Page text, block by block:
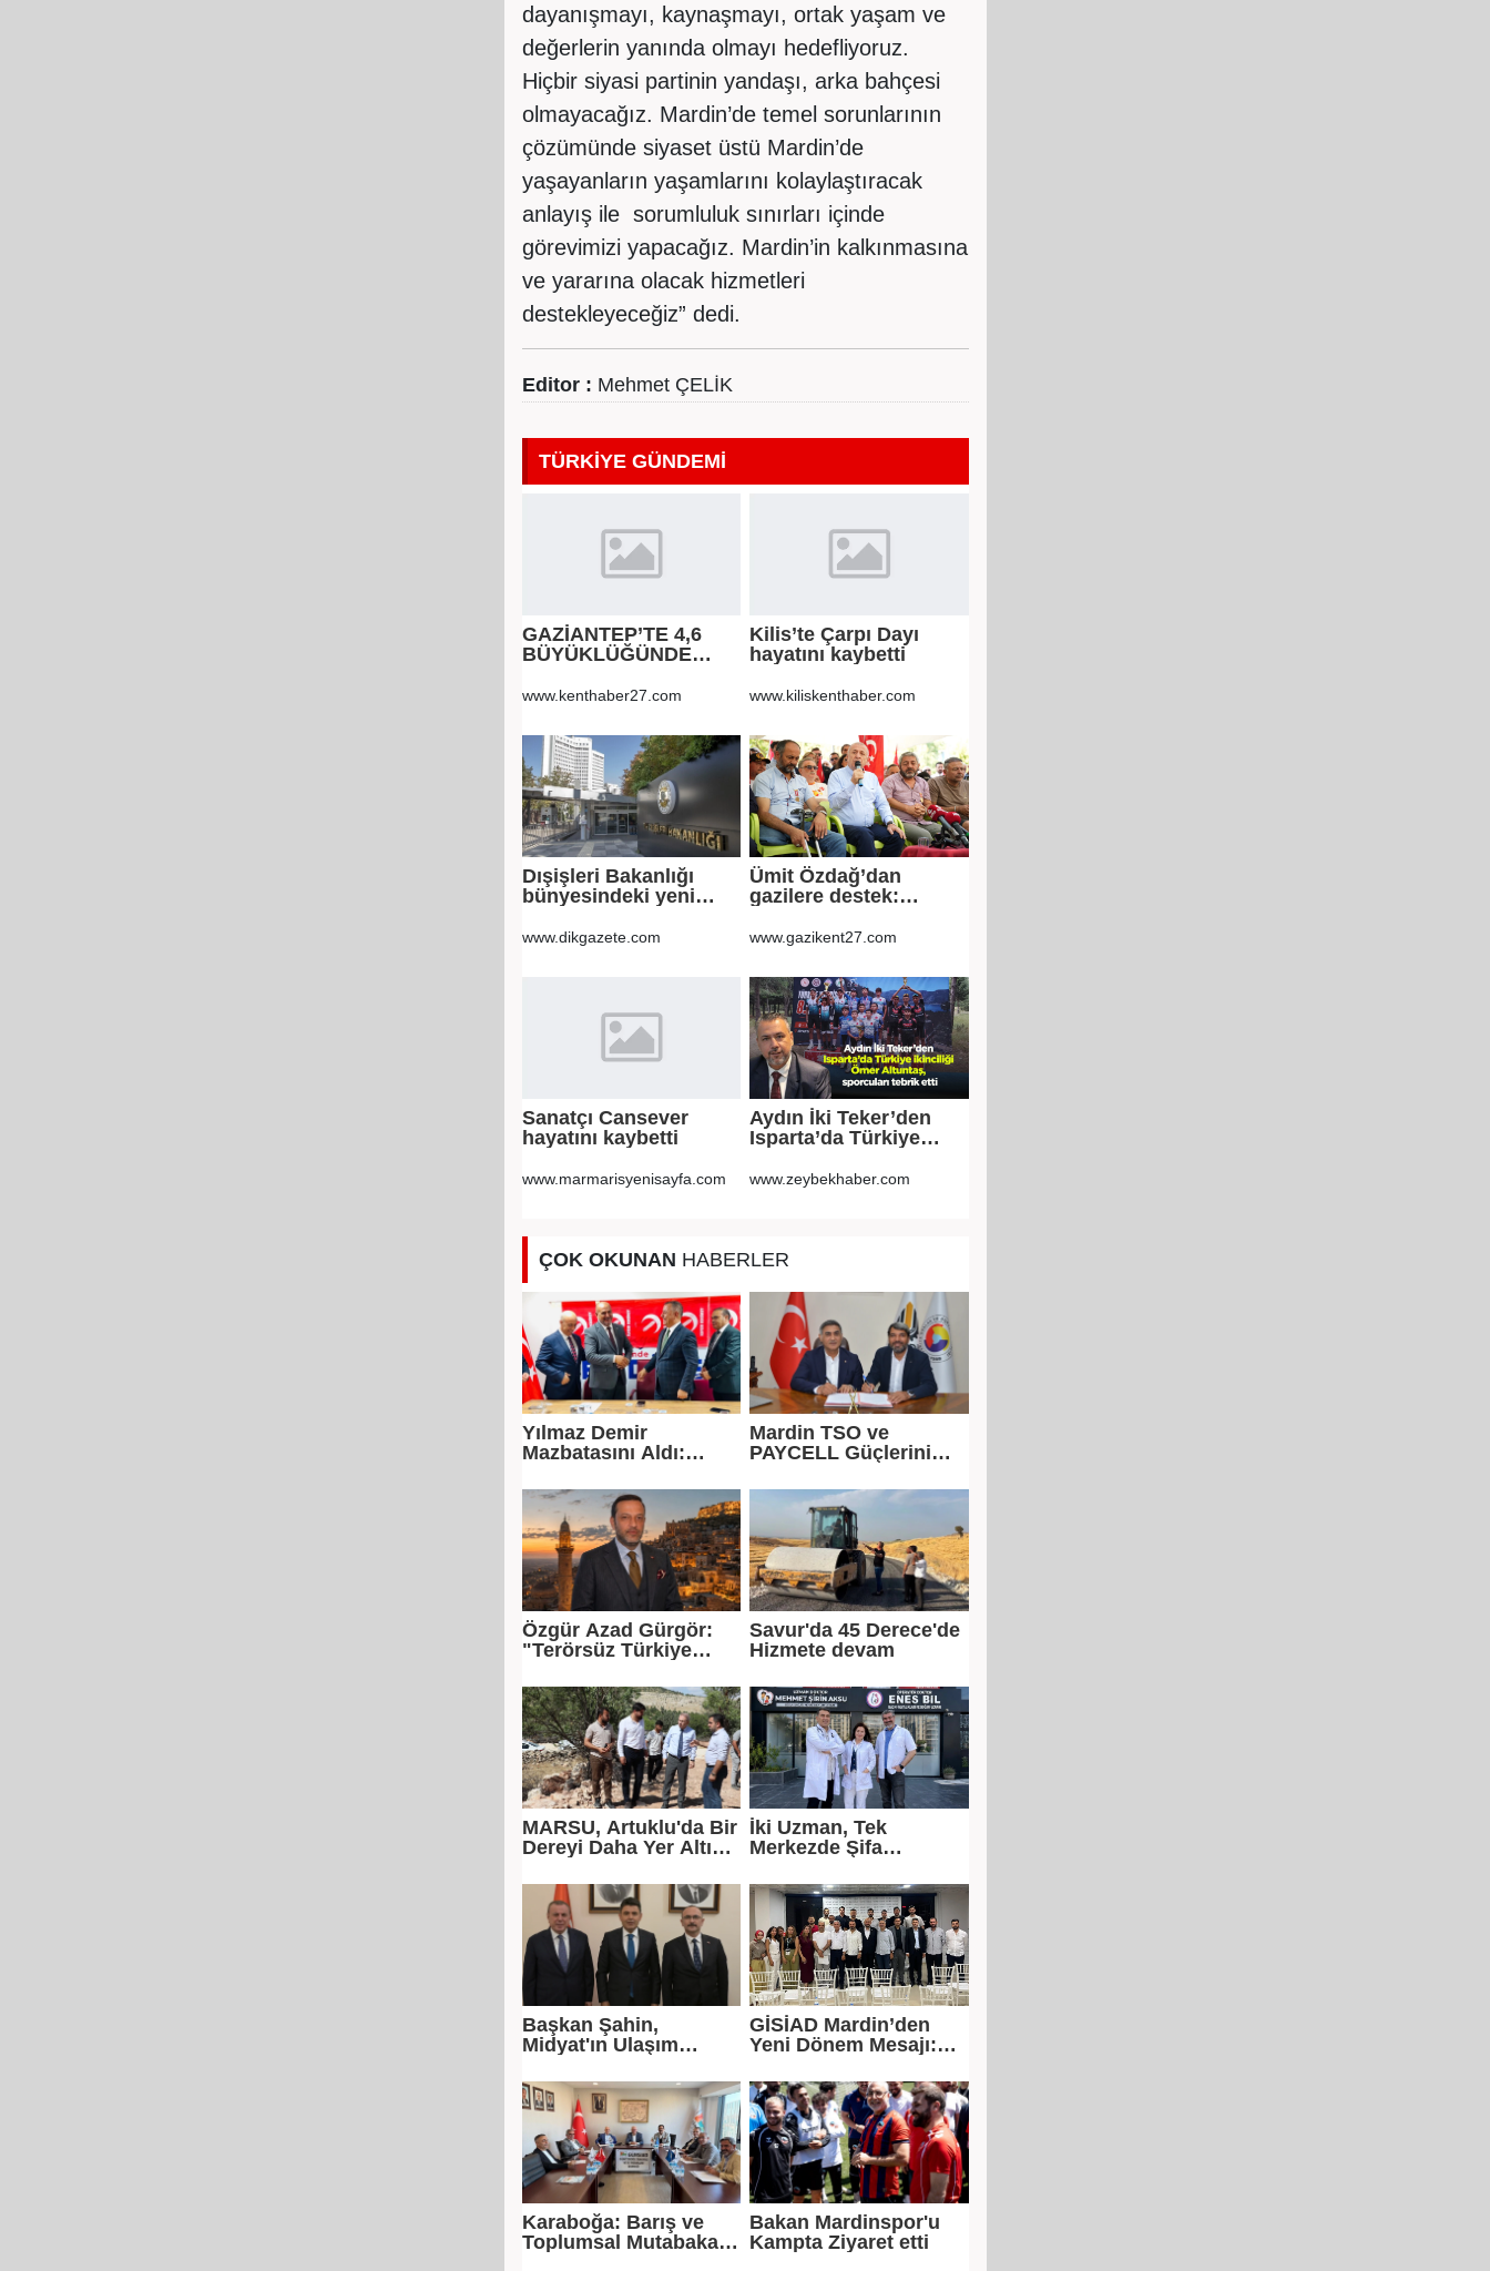
dayanışmayı, kaynaşmayı, ortak yaşam ve
değerlerin yanında olmayı hedefliyoruz.
Hiçbir siyasi partinin yandaşı, arka bahçesi
olmayacağız. Mardin’de temel sorunlarının
çözümünde siyaset üstü Mardin’de
yaşayanların yaşamlarını kolaylaştıracak
anlayış ile sorumluluk sınırları içinde
görevimizi yapacağız. Mardin’in kalkınmasına
ve yararına olacak hizmetleri
destekleyeceğiz” dedi.
Editor : Mehmet ÇELİK
TÜRKİYE GÜNDEMİ
GAZİANTEP’TE 4,6
BÜYÜKLÜĞÜNDE
www.kenthaber27.com
Kilis’te Çarpı Dayı
hayatını kaybetti
www.kiliskenthaber.com
Dışişleri Bakanlığı
bünyesindeki yeni
Gazete'de
www.dikgazete.com
Ümit Özdağ’dan
gazilere destek:
daha fazla taşımamalı
www.gazikent27.com
Sanatçı Cansever
hayatını kaybetti
www.marmarisyenisayfa.com
Aydın İki Teker’den
Isparta’da Türkiye
Altuntaş, sporcuları
www.zeybekhaber.com
ÇOK OKUNAN HABERLER
Yılmaz Demir
Mazbatasını Aldı:
Yeniden Geldik"
Mardin TSO ve
PAYCELL Güçlerini
Özgür Azad Gürgör:
"Terörsüz Türkiye
Turizmi İçin Yeni Bir
Dönemin
Başlangıcıdır"
Savur'da 45 Derece'de
Hizmete devam
MARSU, Artuklu'da Bir
Dereyi Daha Yer Altına
İki Uzman, Tek
Merkezde Şifa
Başkan Şahin,
Midyat'ın Ulaşım
Taşıdı
GİSİAD Mardin’den
Yeni Dönem Mesajı:
Daha Çok Üretim
Karaboğa: Barış ve
Toplumsal Mutabakat
Bakan Mardinspor'u
Kampta Ziyaret etti